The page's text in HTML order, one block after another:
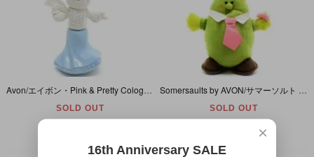
SOLD OUT SOLD OUT
×
16th Anniversary SALE